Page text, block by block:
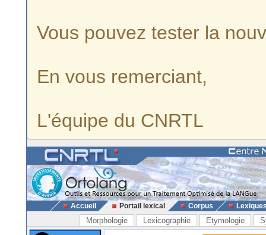
Vous pouvez tester la
En vous remerciant,
L'équipe du CNRTL
Accueil Portail lexical Corpus
Morphologie Lexicographie Etymologie